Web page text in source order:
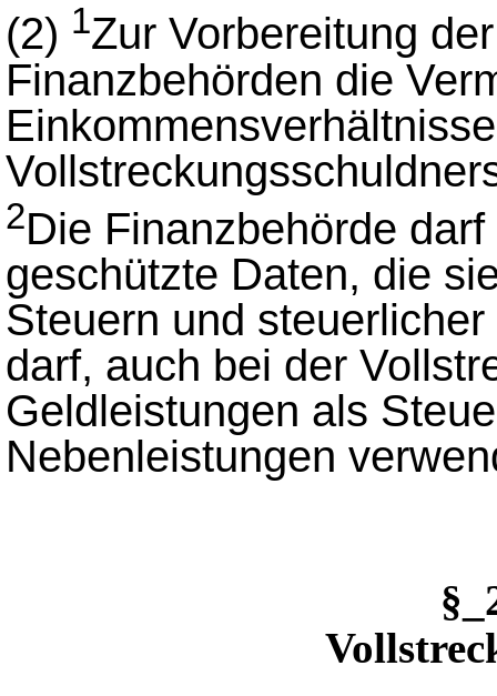
(2) 1Zur Vorbereitung
Finanzbehörden die
2Die Finanzbehörde
geschützte Daten, die
Steuern und
darf, auch bei der
Geldleistungen als
Nebenleistungen